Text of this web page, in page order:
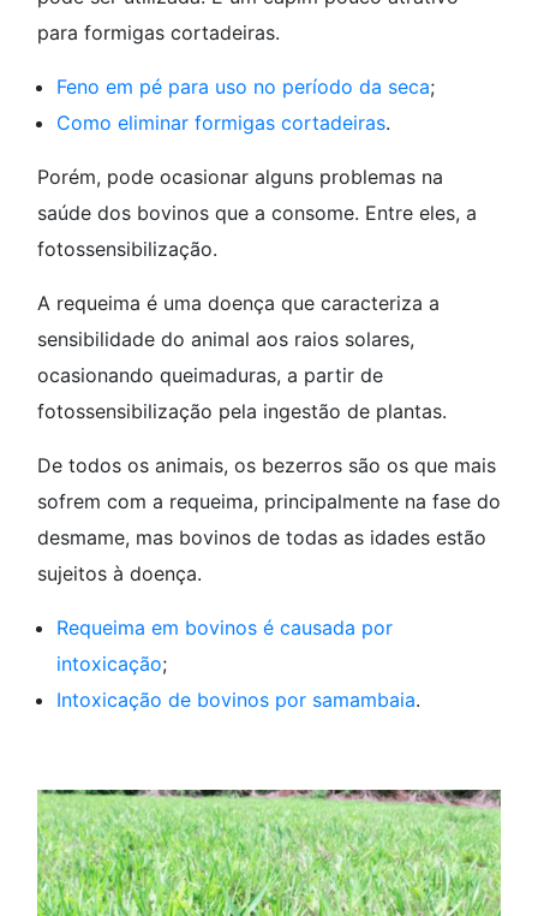
para formigas cortadeiras.
Feno em pé para uso no período da seca;
Como eliminar formigas cortadeiras.
Porém, pode ocasionar alguns problemas na
saúde dos bovinos que a consome. Entre eles, a
fotossensibilização.
A requeima é uma doença que caracteriza a
sensibilidade do animal aos raios solares,
ocasionando queimaduras, a partir de
fotossensibilização pela ingestão de plantas.
De todos os animais, os bezerros são os que mais
sofrem com a requeima, principalmente na fase do
desmame, mas bovinos de todas as idades estão
sujeitos à doença.
Requeima em bovinos é causada por
intoxicação;
Intoxicação de bovinos por samambaia.